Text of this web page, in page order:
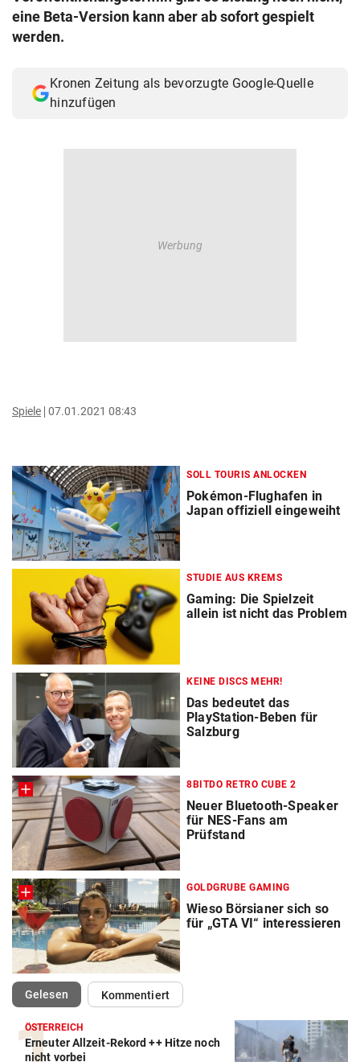
eine Beta-Version kann aber ab sofort gespielt
werden.
Kronen Zeitung als bevorzugte Google-Quelle
hinzufügen
Spiele 07.01.2021 08:43
SOLL TOURIS ANLOCKEN
Pokémon-Flughafen in
Japan offiziell eingeweiht
STUDIE AUS KREMS
Gaming: Die Spielzeit
allein ist nicht das Problem
KEINE DISCS MEHR!
Das bedeutet das
PlayStation-Beben für
Salzburg
8BITDO RETRO CUBE 2
Neuer Bluetooth-Speaker
für NES-Fans am
Prüfstand
GOLDGRUBE GAMING
Wieso Börsianer sich so
für „GTA VI“ interessieren
Gelesen(ausgewählt)Kommentiert
ÖSTERREICH
Erneuter Allzeit-Rekord ++ Hitze noch
nicht vorbei